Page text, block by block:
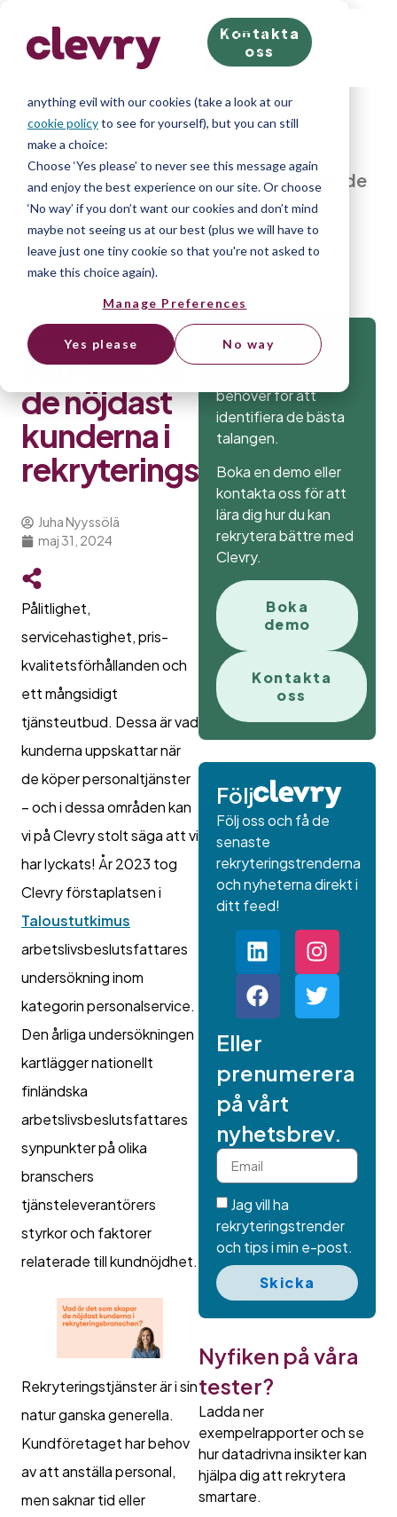
We know right? These cookie pop-ups can really ruin
your visit, so we’ll make this quick. This website does
anything evil with our cookies (take a look at our
cookie policyto see for yourself), but you can still
make a choice:
Choose ‘Yes please’ to never see this message again
and enjoy the best experience on our site. Or choose
‘No way’ if you don’t want our cookies and don’t mind
maybe not seeing us at our best (plus we will have to
leave just one tiny cookie so that you're not asked to
make this choice again).
Manage Preferences
Yes please No way
Kontakta
oss
Home»Blog »Vad är det som skapar de
nöjdast kunderna i
rekryteringsbranschen?
Vad är det
som skapar
de nöjdast
kunderna i
rekryteringsbranschen?
Juha Nyyssölä
maj 31, 2024
Pålitlighet,
servicehastighet, pris-
kvalitetsförhållanden och
ett mångsidigt
tjänsteutbud. Dessa är vad
kunderna uppskattar när
de köper personaltjänster
– och i dessa områden kan
vi på Clevry stolt säga att vi
har lyckats! År 2023 tog
Clevry förstaplatsen i
Taloustutkimus
arbetslivsbeslutsfattares
undersökning inom
kategorin personalservice.
Den årliga undersökningen
kartlägger nationellt
finländska
arbetslivsbeslutsfattares
synpunkter på olika
branschers
tjänsteleverantörers
styrkor och faktorer
relaterade till kundnöjdhet.
Rekryteringstjänster är i sin
natur ganska generella.
Kundföretaget har behov
av att anställa personal,
men saknar tid eller
behöver för att
identifiera de bästa
talangen.
Boka en demo eller
kontakta oss för att
lära dig hur du kan
rekrytera bättre med
Clevry.
Boka
demo
Kontakta
oss
Följ
Följ oss och få de
senaste
rekryteringstrenderna
och nyheterna direkt i
ditt feed!
Eller
prenumerera
på vårt
nyhetsbrev.
Jag vill ha
rekryteringstrender
och tips i min e-post.
Skicka
Nyfiken på våra
tester?
Ladda ner
exempelrapporter och se
hur datadrivna insikter kan
hjälpa dig att rekrytera
smartare.